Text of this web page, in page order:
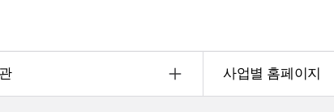
사업별 홈페이지